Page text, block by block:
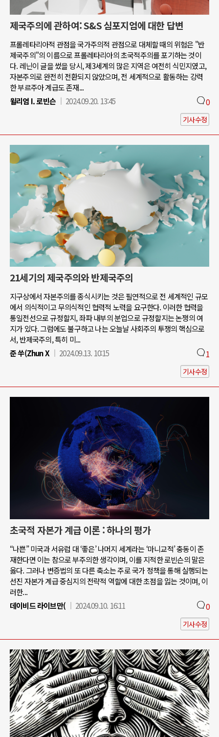
제국주의에 관하여: S&S 심포지엄에 대한 답변
프롤레타리아적 관점을 국가주의적 관점으로 대체할 때의 위험은 "반
제국주의"의 이름으로 프롤레타리아의 초국적주의를 포기하는 것이
다. 레닌이 글을 썼을 당시, 제3세계의 많은 지역은 여전히 식민지였고,
자본주의로 완전히 전환되지 않았으며, 전 세계적으로 활동하는 강력
한 부르주아 계급도 존재...
윌리엄 I. 로빈슨
2024.09.20. 13:45 0
기사수정
21세기의 제국주의와 반제국주의
지구상에서 자본주의를 종식시키는 것은 필연적으로 전 세계적인 규모
에서 의식적이고 무의식적인 협력적 노력을 요구한다. 이러한 협력을
통일전선으로 규정할지, 좌파 내부의 분업으로 규정할지는 논쟁의 여
지가 있다. 그럼에도 불구하고 나는 오늘날 사회주의 투쟁의 핵심으로
서, 반제국주의, 특히 미...
준 쑤(Zhun X
2024.09.13. 10:15 1
기사수정
초국적 자본가 계급 이론 : 하나의 평가
“나쁜” 미국과 서유럽 대 ‘좋은’ 나머지 세계라는 ‘마니교적’ 충동이 존
재한다면 이는 참으로 부주의한 생각이며, 이를 지적한 로빈슨의 말은
옳다. 그러나 변증법의 또 다른 축소는 주로 국가 정책을 통해 실행되는
선진 자본가 계급 중심지의 전략적 역할에 대한 초점을 잃는 것이며, 이
러한...
데이비드 라이브만(
2024.09.10. 16:11 0
기사수정